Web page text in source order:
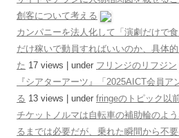
創客について考える
カンパニーを法人化して「演劇だけで
だけ稼いで動員すればいいのか、具体
た 17 views under フリンジのリフジン
『シアターアーツ』「2025AICT会員
る 13 views under fringeのトピック以
チケットノルマは自転車の補助輪のよ
るまでは必要だが、乗れた瞬間から不